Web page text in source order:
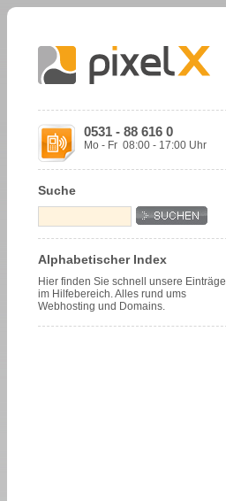
0531 - 88 616 0
Mo - Fr 08:00 - 17:00 Uhr
Suche
Alphabetischer Index
Hier finden Sie schnell unsere Einträge
im Hilfebereich. Alles rund ums
Webhosting und Domains.